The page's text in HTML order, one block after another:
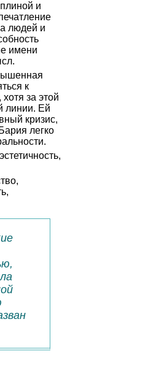
и
людей и
имени
к
за этой
линии. Ей
кризис,
легко